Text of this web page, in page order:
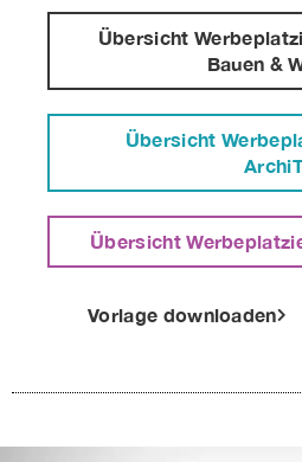
Übersicht
Bauen &
Übersicht
Übersicht
Vorlage downloaden